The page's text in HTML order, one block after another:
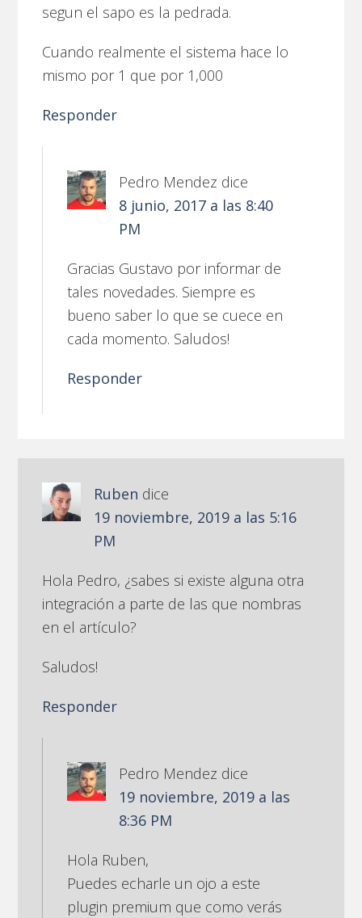
segun el sapo es la pedrada.
Cuando realmente el sistema hace lo
mismo por 1 que por 1,000
Responder
Pedro Mendez dice
8 junio, 2017 a las 8:40
PM
Gracias Gustavo por informar de
tales novedades. Siempre es
bueno saber lo que se cuece en
cada momento. Saludos!
Responder
Ruben dice
19 noviembre, 2019 a las 5:16
PM
Hola Pedro, ¿sabes si existe alguna otra
integración a parte de las que nombras
en el artículo?
Saludos!
Responder
Pedro Mendez dice
19 noviembre, 2019 a las
8:36 PM
Hola Ruben,
Puedes echarle un ojo a este
plugin premium que como verás